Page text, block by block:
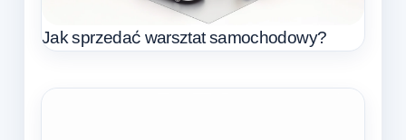
Jak sprzedać warsztat samochodowy?